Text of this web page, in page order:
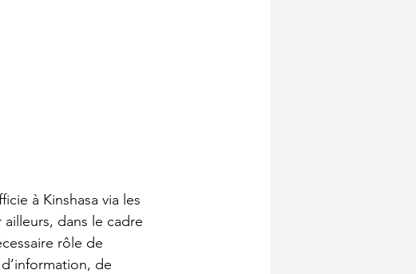
à Kinshasa via les
dans le cadre
rôle de
de